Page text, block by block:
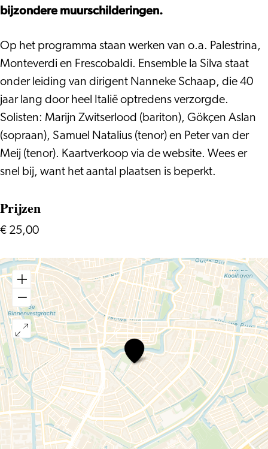
Silva
bijzondere muurschilderingen.
Op het programma staan werken van o.a. Palestrina,
Monteverdi en Frescobaldi. Ensemble la Silva staat
onder leiding van dirigent Nanneke Schaap, die 40
jaar lang door heel Italië optredens verzorgde.
Solisten: Marijn Zwitserlood (bariton), Gökçen Aslan
(sopraan), Samuel Natalius (tenor) en Peter van der
Meij (tenor). Kaartverkoop via de website. Wees er
snel bij, want het aantal plaatsen is beperkt.
Prijzen
€ 25,00
Palestrina
versus
Monteverdi
–
Ensemble
la
Silva